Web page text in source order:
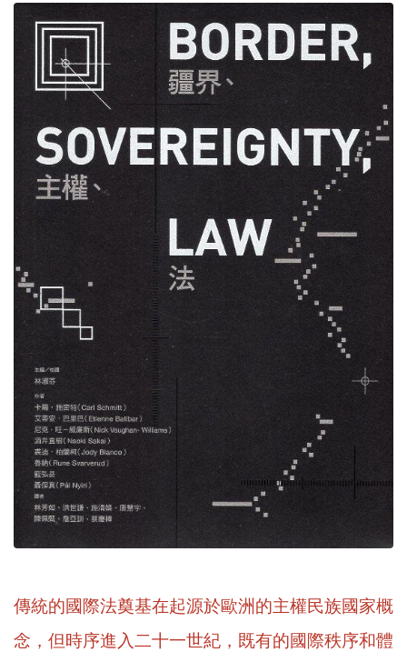
傳統的國際法奠基在起源於歐洲的主權民族國家概
念，但時序進入二十一世紀，既有的國際秩序和體